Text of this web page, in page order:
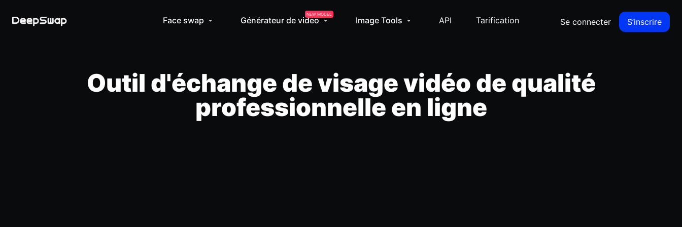
Face swap Générateur de vidéo
NEW MODEL
Image Tools API Tarification Se connecter S’inscrire
Outil d'échange de visage vidéo de qualité
professionnelle en ligne